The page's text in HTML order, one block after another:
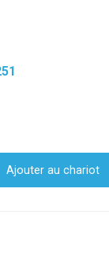
Ajouter au chariot